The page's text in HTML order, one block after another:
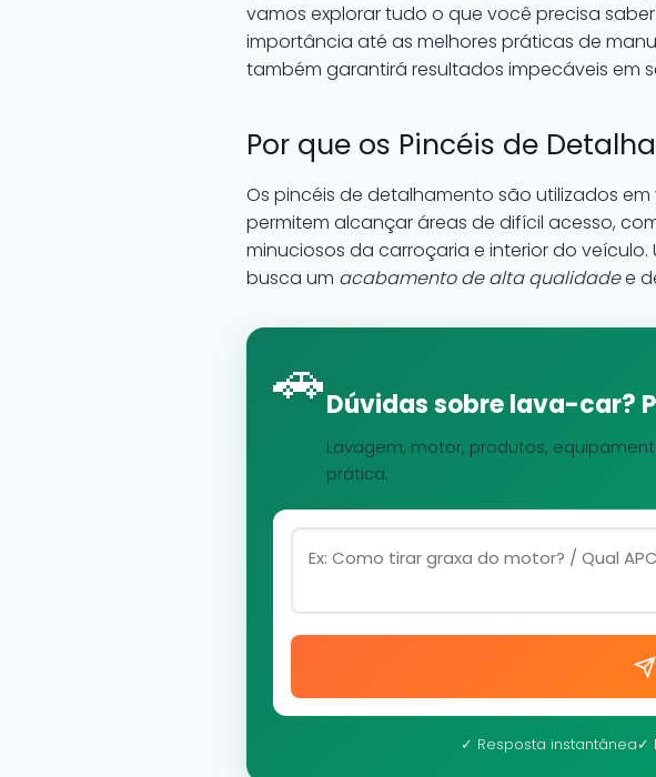
vamos explorar tudo o que você precisa
importância até as melhores práticas de
também garantirá resultados impecáveis em
Por que os Pincéis de
Os pincéis de detalhamento são utilizados
permitem alcançar áreas de difícil acesso,
minuciosos da carroçaria e interior do
busca um acabamento de alta qualidadee
🚗Dúvidas sobre lava-car?
Lavagem, motor, produtos,
prática.
✓ Resposta instantânea✓